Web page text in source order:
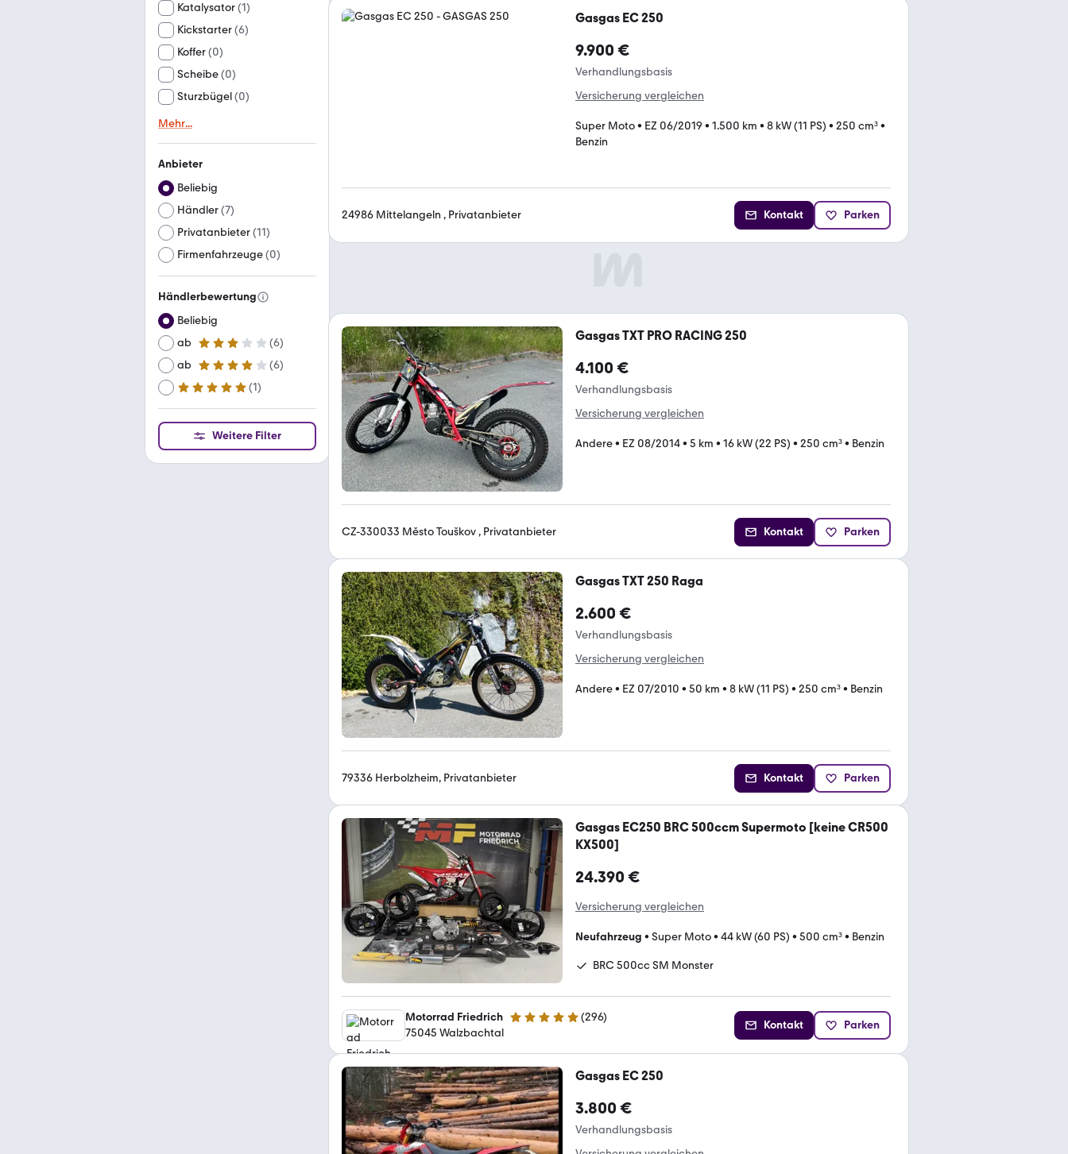
Katalysator(1)
Kickstarter(6)
Koffer(0)
Scheibe(0)
Sturzbügel(0)
Mehr...
Anbieter
Beliebig
Händler(7)
Privatanbieter(11)
Firmenfahrzeuge(0)
Händlerbewertung
Beliebig
ab
3 Sterne (6)
ab
4 Sterne (6)
ab
5 Sterne (1)
Weitere Filter
Gasgas EC 250
9.900 €
Verhandlungsbasis
Versicherung vergleichen
Super Moto• EZ 06/2019 • 1.500 km • 8 kW (11 PS) • 250 cm³•
Benzin
24986 Mittelangeln , Privatanbieter Kontakt Parken
Gasgas TXT PRO RACING 250
4.100 €
Verhandlungsbasis
Versicherung vergleichen
Andere• EZ 08/2014• 5 km • 16 kW (22 PS) • 250 cm³• Benzin
CZ-330033 Město Touškov , Privatanbieter Kontakt Parken
Gasgas TXT 250 Raga
2.600 €
Verhandlungsbasis
Versicherung vergleichen
Andere• EZ 07/2010 • 50 km • 8 kW (11 PS) • 250 cm³• Benzin
79336 Herbolzheim, Privatanbieter Kontakt Parken
Gasgas EC250 BRC 500ccm Supermoto [keine CR500
KX500]
24.390 €
Versicherung vergleichen
Neufahrzeug • Super Moto• 44 kW (60 PS) • 500 cm³• Benzin
BRC 500cc SM Monster
Motorrad Friedrich 4.8 Sterne (296)
75045 Walzbachtal
Kontakt Parken
Gasgas EC 250
3.800 €
Verhandlungsbasis